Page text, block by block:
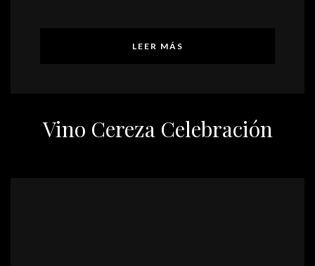
LEER MÁS
Vino Cereza Celebración